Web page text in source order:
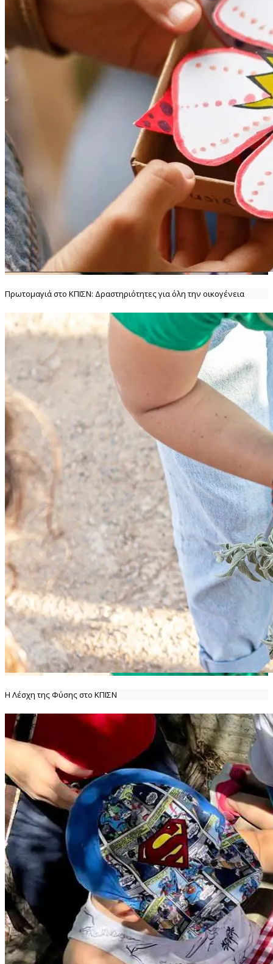
Πρωτομαγιά στο ΚΠΙΣΝ: Δραστηριότητες για όλη την οικογένεια
Η Λέσχη της Φύσης στο ΚΠΙΣΝ